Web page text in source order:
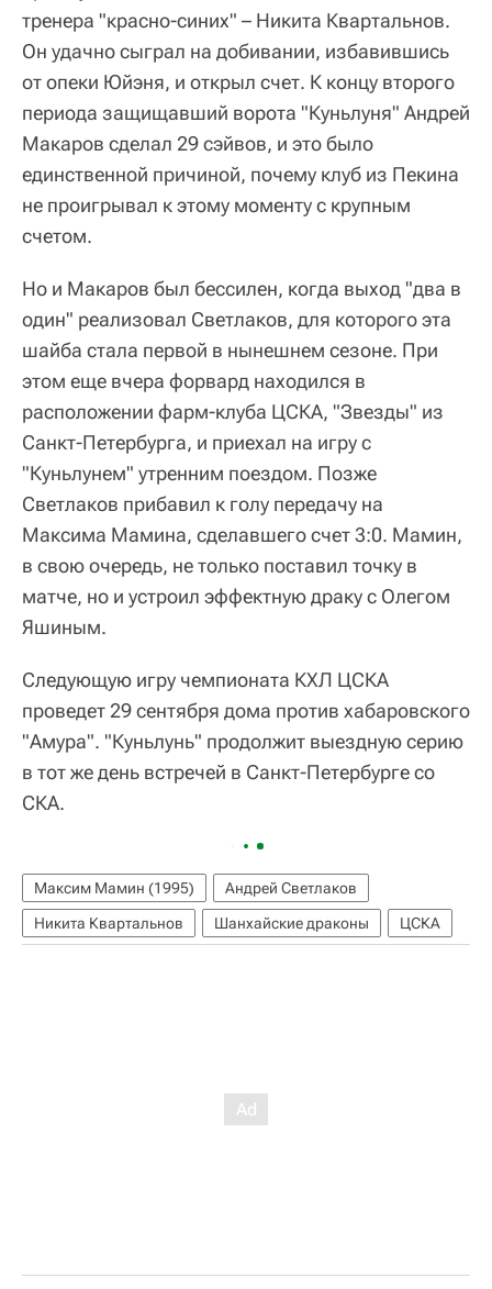
тренера "красно-синих" – Никита Квартальнов.
Он удачно сыграл на добивании, избавившись
от опеки Юйэня, и открыл счет. К концу второго
периода защищавший ворота "Куньлуня" Андрей
Макаров сделал 29 сэйвов, и это было
единственной причиной, почему клуб из Пекина
не проигрывал к этому моменту с крупным
счетом.
Но и Макаров был бессилен, когда выход "два в
один" реализовал Светлаков, для которого эта
шайба стала первой в нынешнем сезоне. При
этом еще вчера форвард находился в
расположении фарм-клуба ЦСКА, "Звезды" из
Санкт-Петербурга, и приехал на игру с
"Куньлунем" утренним поездом. Позже
Светлаков прибавил к голу передачу на
Максима Мамина, сделавшего счет 3:0. Мамин,
в свою очередь, не только поставил точку в
матче, но и устроил эффектную драку с Олегом
Яшиным.
Следующую игру чемпионата КХЛ ЦСКА
проведет 29 сентября дома против хабаровского
"Амура". "Куньлунь" продолжит выездную серию
в тот же день встречей в Санкт-Петербурге со
СКА.
Максим Мамин (1995)
Андрей Светлаков
Никита Квартальнов
Шанхайские драконы ЦСКА